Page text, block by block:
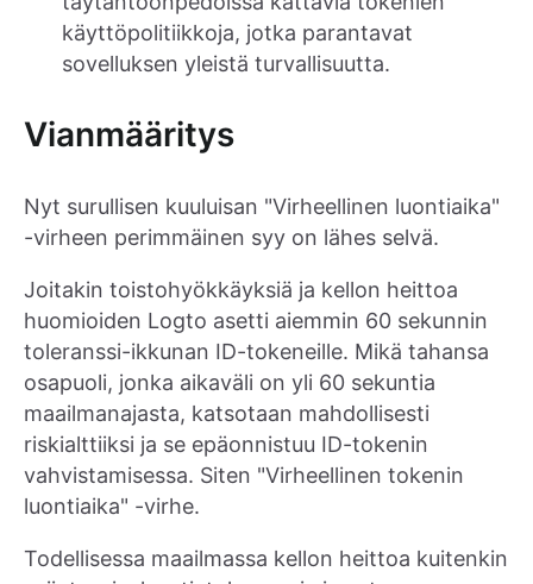
käyttöpolitiikkoja, jotka parantavat
sovelluksen yleistä turvallisuutta.
Vianmääritys
Nyt surullisen kuuluisan "Virheellinen luontiaika"
-virheen perimmäinen syy on lähes selvä.
Joitakin toistohyökkäyksiä ja kellon heittoa
huomioiden Logto asetti aiemmin 60 sekunnin
toleranssi-ikkunan ID-tokeneille. Mikä tahansa
osapuoli, jonka aikaväli on yli 60 sekuntia
maailmanajasta, katsotaan mahdollisesti
riskialttiiksi ja se epäonnistuu ID-tokenin
vahvistamisessa. Siten "Virheellinen tokenin
luontiaika" -virhe.
Todellisessa maailmassa kellon heittoa kuitenkin